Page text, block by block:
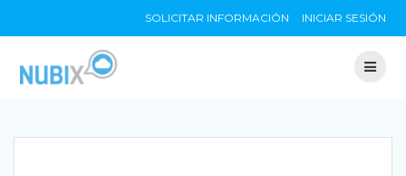
to
SOLICITAR INFORMACIÓN INICIAR SESIÓN